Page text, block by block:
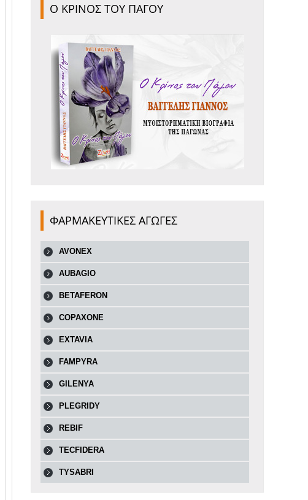
Ο ΚΡΙΝΟΣ ΤΟΥ ΠΑΓΟΥ
ΦΑΡΜΑΚΕΥΤΙΚΕΣ ΑΓΩΓΕΣ
AVONEX
AUBAGIO
BETAFERON
COPAXONE
EXTAVIA
FAMPYRA
GILENYA
PLEGRIDY
REBIF
TECFIDERA
TYSABRI